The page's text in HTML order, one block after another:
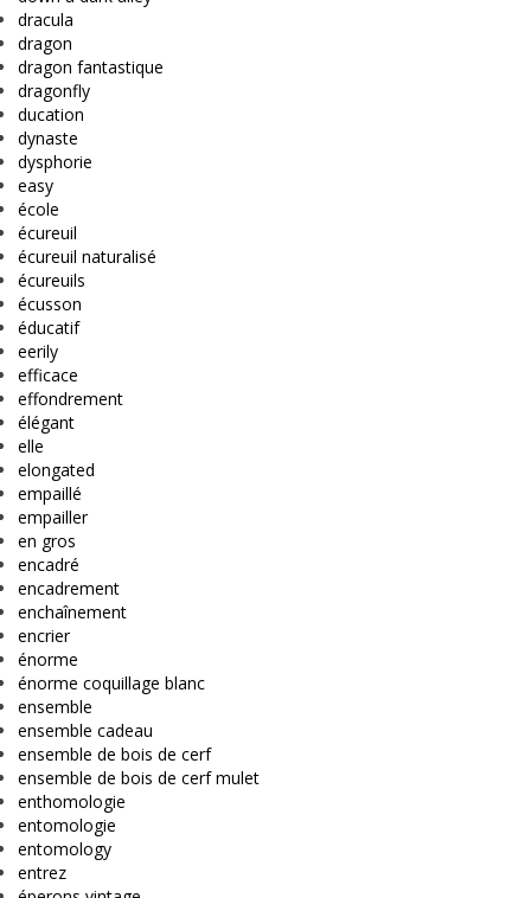
dracula
dragon
dragon fantastique
dragonfly
ducation
dynaste
dysphorie
easy
école
écureuil
écureuil naturalisé
écureuils
écusson
éducatif
eerily
efficace
effondrement
élégant
elle
elongated
empaillé
empailler
en gros
encadré
encadrement
enchaînement
encrier
énorme
énorme coquillage blanc
ensemble
ensemble cadeau
ensemble de bois de cerf
ensemble de bois de cerf mulet
enthomologie
entomologie
entomology
entrez